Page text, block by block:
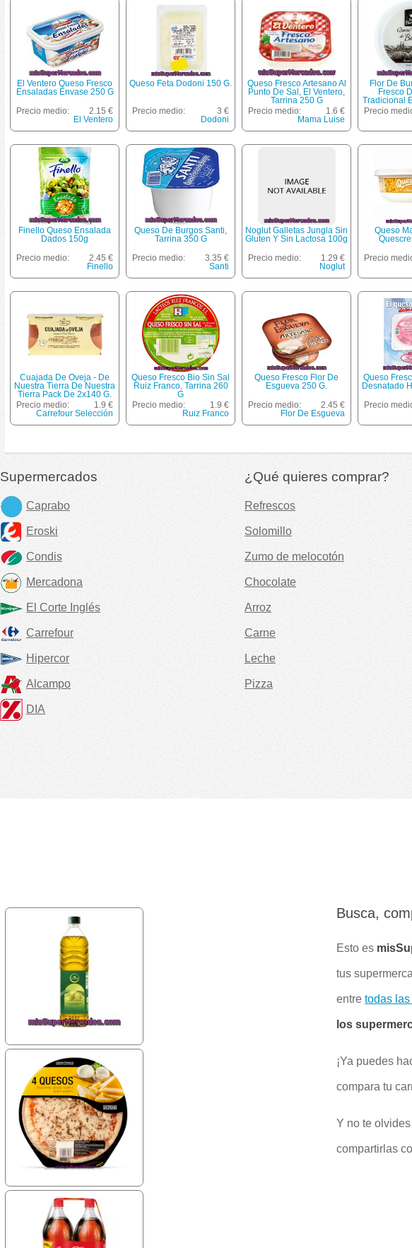
El Ventero Queso Fresco
Ensaladas Envase 250 G
Precio medio:
2.15 €
El Ventero
Queso Feta Dodoni 150 G.
Precio medio:
3 €
Dodoni
Queso Fresco Artesano Al
Punto De Sal, El Ventero,
Tarrina 250 G
Precio medio:
1.6 €
Mama Luise
Flor De
Fresco
Tradicional
Precio
Finello Queso Ensalada
Dados 150g
Precio medio:
2.45 €
Finello
Queso De Burgos Santi,
Tarrina 350 G
Precio medio:
3.35 €
Santi
Noglut Galletas Jungla Sin
Gluten Y Sin Lactosa 100g
Precio medio:
1.29 €
Noglut
Queso
Precio
Cuajada De Oveja - De
Nuestra Tierra De Nuestra
Tierra Pack De 2x140 G.
Precio medio:
1.9 €
Carrefour Selección
Queso Fresco Bio Sin Sal
Ruiz Franco, Tarrina 260
G
Precio medio:
1.9 €
Ruiz Franco
Queso Fresco Flor De
Esgueva 250 G.
Precio medio:
2.45 €
Flor De Esgueva
Queso
Desnatado
Precio
Supermercados
Caprabo
Eroski
Condis
Mercadona
El Corte Inglés
Carrefour
Hipercor
Alcampo
DIA
¿Qué quieres comprar?
Refrescos
Solomillo
Zumo de melocotón
Chocolate
Arroz
Carne
Leche
Pizza
Busca,
Esto es
tus
entretodas
los
¡Ya puedes
compara tu
Y no te
compartirlas